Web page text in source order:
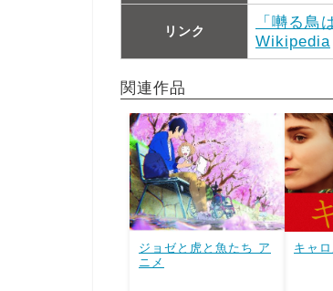
リンク
「囀る
Wikipedia
関連作品
ジョゼと虎と魚たち ア
ニメ
キャ